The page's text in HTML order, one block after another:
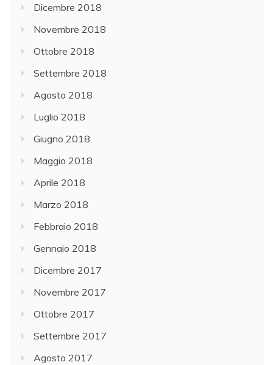
Dicembre 2018
Novembre 2018
Ottobre 2018
Settembre 2018
Agosto 2018
Luglio 2018
Giugno 2018
Maggio 2018
Aprile 2018
Marzo 2018
Febbraio 2018
Gennaio 2018
Dicembre 2017
Novembre 2017
Ottobre 2017
Settembre 2017
Agosto 2017